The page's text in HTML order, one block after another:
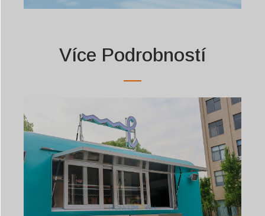
Více Podrobností